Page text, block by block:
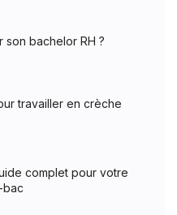
son bachelor RH ?
travailler en crèche
complet pour votre
bac